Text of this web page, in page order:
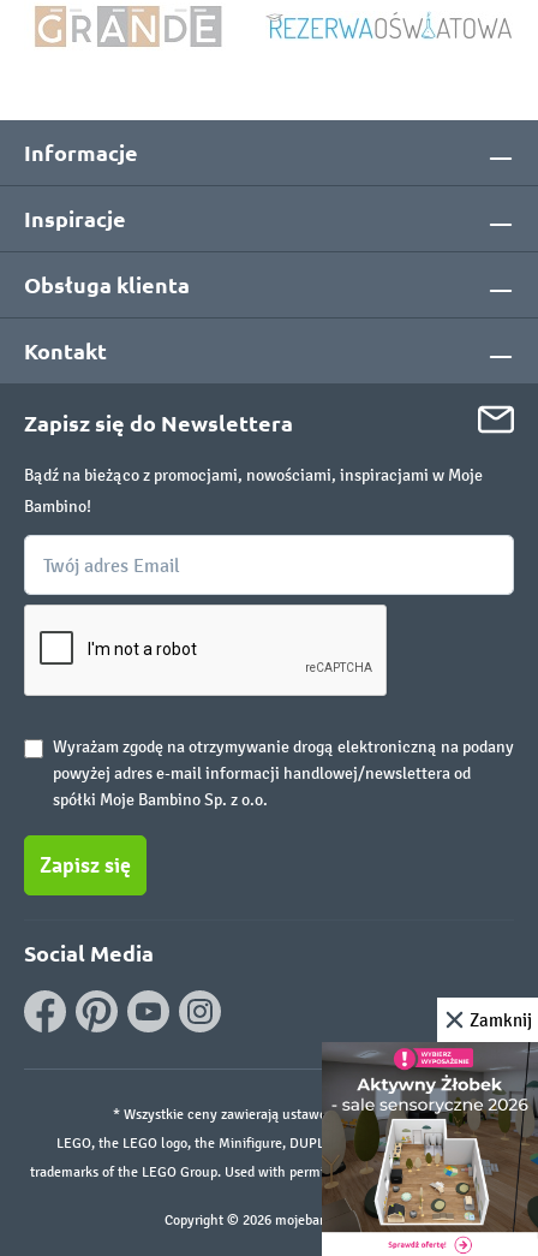
Informacje
Inspiracje
Obsługa klienta
Kontakt
Zapisz się do Newslettera
Bądź na bieżąco z promocjami, nowościami, inspiracjami w Moje
Bambino!
Wyrażam zgodę na otrzymywanie drogą elektroniczną na podany
powyżej adres e-mail informacji handlowej/newslettera od
spółki Moje Bambino Sp. z o.o.
Zapisz się
Social Media
* Wszystkie ceny zawierają ustawowy podatek VAT.
LEGO, the LEGO logo, the Minifigure, DUPLO, and the SPIKE logo are
trademarks of the LEGO Group. Used with permission. ©2026 The LEGO Group
Copyright © 2026 mojebambino.pl
Zamknij